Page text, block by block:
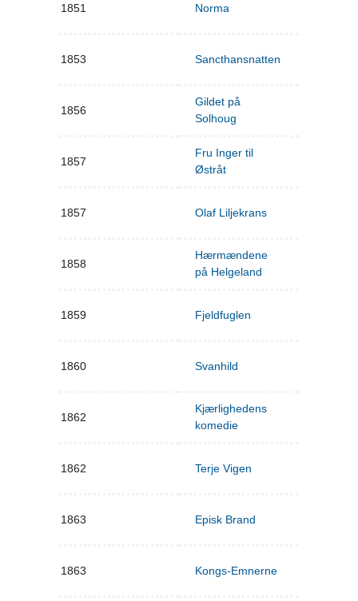
1851 Norma
1853 Sancthansnatten
1856
Gildet på
Solhoug
1857
Fru Inger til
Østråt
1857 Olaf Liljekrans
1858
Hærmændene
på Helgeland
1859 Fjeldfuglen
1860 Svanhild
1862
Kjærlighedens
komedie
1862 Terje Vigen
1863 Episk Brand
1863 Kongs-Emnerne